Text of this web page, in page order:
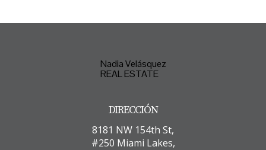
Nadia Velásquez
REAL ESTATE
DIRECCIÓN
8181 NW 154th St,
#250 Miami Lakes,